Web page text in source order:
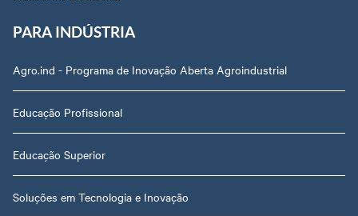
PARA INDÚSTRIA
Agro.ind - Programa de Inovação Aberta Agroindustrial
Educação Profissional
Educação Superior
Soluções em Tecnologia e Inovação